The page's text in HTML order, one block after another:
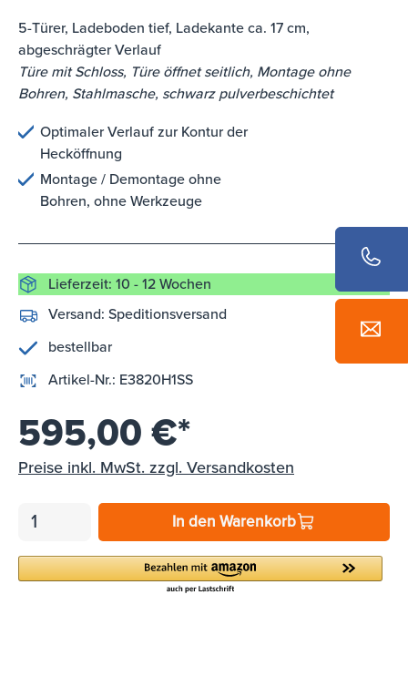
5-Türer, Ladeboden tief, Ladekante ca. 17 cm,
abgeschrägter Verlauf
Türe mit Schloss, Türe öffnet seitlich, Montage ohne
Bohren, Stahlmasche, schwarz pulverbeschichtet
Optimaler Verlauf zur Kontur der
Hecköffnung
Montage / Demontage ohne
Bohren, ohne Werkzeuge
Lieferzeit: 10 - 12 Wochen
Versand: Speditionsversand
bestellbar
Artikel-Nr.: E3820H1SS
595,00 €*
Preise inkl. MwSt. zzgl. Versandkosten
In den Warenkorb